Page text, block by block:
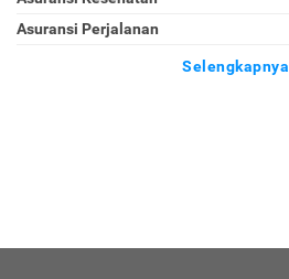
Asuransi Perjalanan
Selengkapnya